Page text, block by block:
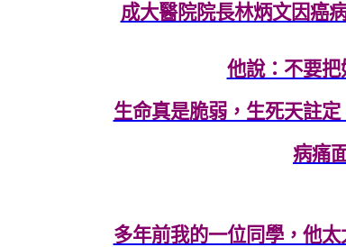
成大醫院院長林炳文因癌
他說：不要把
生命真是脆弱，生死天註
病痛
多年前我的一位同學，他